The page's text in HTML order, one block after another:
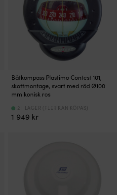
Båtkompass Plastimo Contest 101,
skottmontage, svart med röd Ø100
mm konisk ros
1 949 kr
2 I LAGER (FLER KAN KÖPAS)